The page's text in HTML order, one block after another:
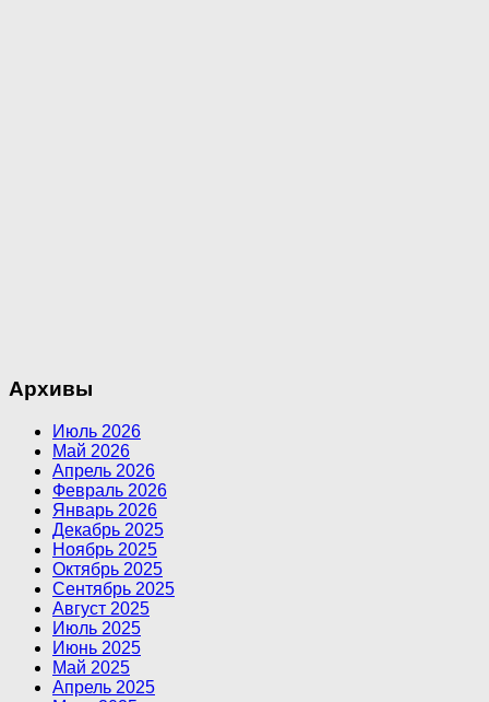
Архивы
Июль 2026
Май 2026
Апрель 2026
Февраль 2026
Январь 2026
Декабрь 2025
Ноябрь 2025
Октябрь 2025
Сентябрь 2025
Август 2025
Июль 2025
Июнь 2025
Май 2025
Апрель 2025